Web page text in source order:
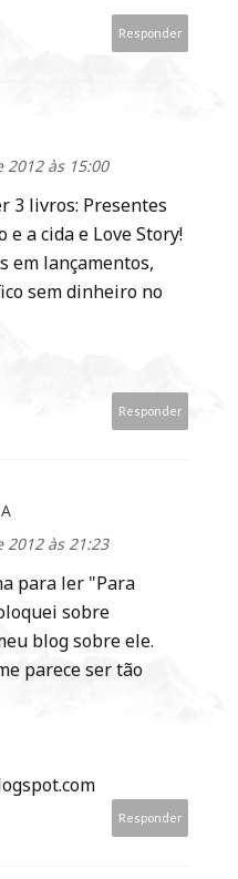
Responder
às 15:00
3 livros: Presentes
e a cida e Love Story!
em lançamentos,
sem dinheiro no
Responder
às 21:23
para ler "Para
sobre
blog sobre ele.
parece ser tão
Responder